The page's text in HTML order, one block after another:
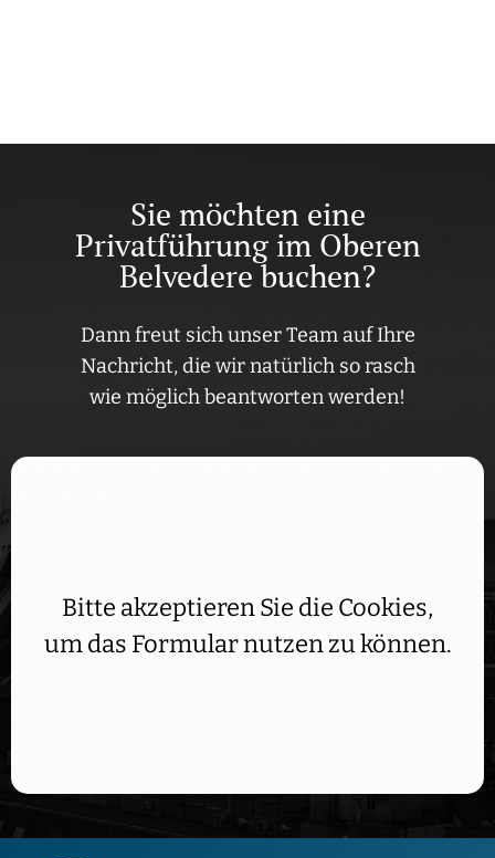
Sie möchten eine
Privatführung im Oberen
Belvedere buchen?
Dann freut sich unser Team auf Ihre
Nachricht, die wir natürlich so rasch
wie möglich beantworten werden!
Aufgrund Ihrer DSGVO Einstellungen wird dieser Inhalt
Bitte akzeptieren Sie die Cookies,
um das Formular nutzen zu können.